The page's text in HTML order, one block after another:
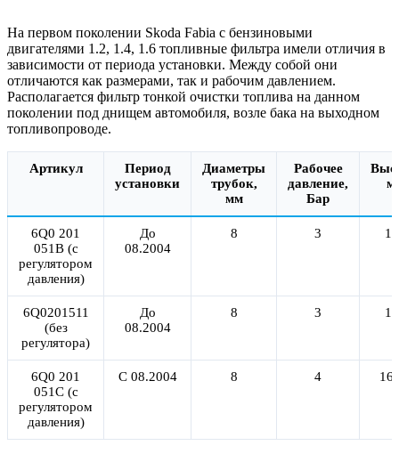
На первом поколении Skoda Fabia с бензиновыми
двигателями 1.2, 1.4, 1.6 топливные фильтра имели отличия в
зависимости от периода установки. Между собой они
отличаются как размерами, так и рабочим давлением.
Располагается фильтр тонкой очистки топлива на данном
поколении под днищем автомобиля, возле бака на выходном
топливопроводе.
Артикул
Период
установки
Диаметры
трубок,
мм
Рабочее
давление,
Бар
6Q0 201
051B (с
регулятором
давления)
До
08.2004
8 3
6Q0201511
(без
регулятора)
До
08.2004
8 3
6Q0 201
051C (с
регулятором
давления)
С 08.2004 8 4